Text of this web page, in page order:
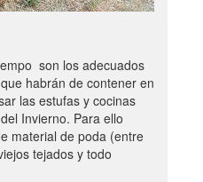
son los adecuados
habrán de contener en
las estufas y cocinas
Invierno. Para ello
material de poda (entre
tejados y todo